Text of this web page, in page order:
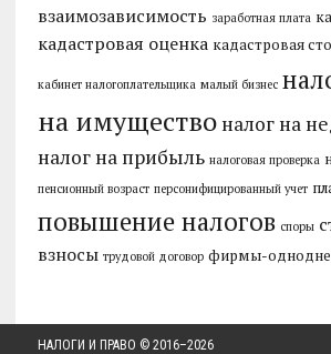
взаимозависимость заработная плата
кадастровая оценка кадастровая
кабинет налогоплательщика малый бизнес
на имущество налог на
налог на прибыль налоговая проверка
пенсионный возраст персонифицированный учет
повышение налогов споры
взносы трудовой договор фирмы-
НАЛОГИ И ПРАВО © 2016–2026